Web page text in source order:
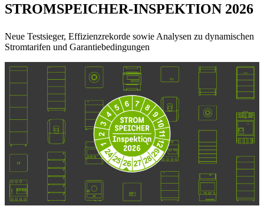
STROMSPEICHER-INSPEKTION 2026
Neue Testsieger, Effizienzrekorde sowie Analysen zu dynamischen
Stromtarifen und Garantiebedingungen